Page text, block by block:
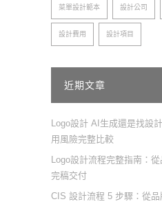
菜單設計範本 設計公司
設計費用 設計項目
近期文章
Logo設計 AI生成還是找設
用風險完整比較
Logo設計流程完整指南：
完稿交付
CIS 設計流程 5 步驟：從